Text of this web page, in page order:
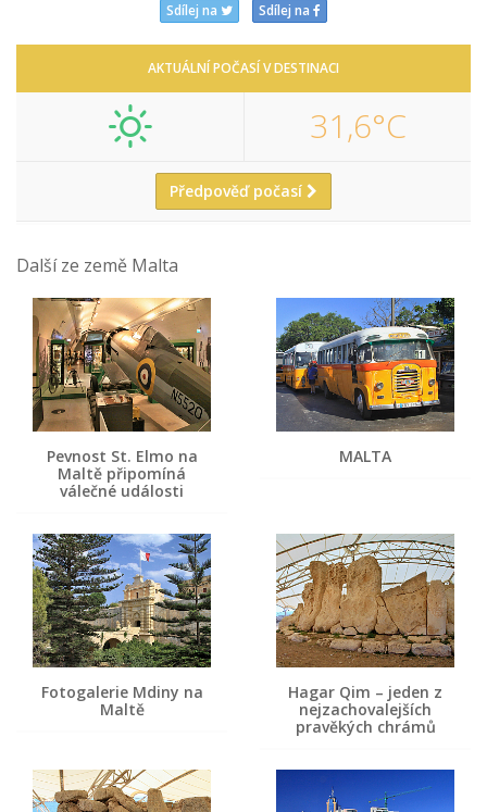
Sdílej na Sdílej na
AKTUÁLNÍ POČASÍ V DESTINACI
31,6°C
Předpověď počasí
Další ze země Malta
Pevnost St. Elmo na
Maltě připomíná
válečné události
MALTA
Fotogalerie Mdiny na
Maltě
Hagar Qim – jeden z
nejzachovalejších
pravěkých chrámů